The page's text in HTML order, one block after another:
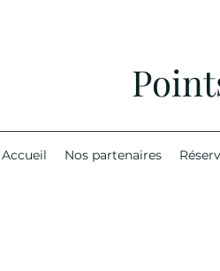
Accueil Nos partenaires